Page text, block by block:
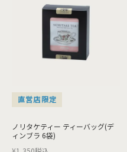
直営店限定
ノリタケティー ティーバッグ(デ
ィンブラ 6袋)